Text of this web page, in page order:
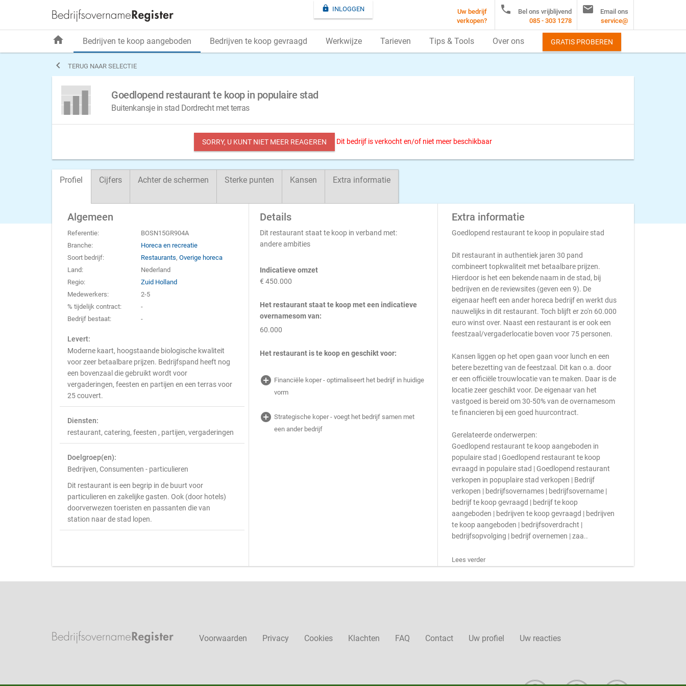
 TERUG NAAR SELECTIE
Goedlopend restaurant te koop in populaire stad
Buitenkansje in stad Dordrecht met terras
SORRY, U KUNT NIET MEER REAGEREN Dit bedrijf is verkocht en/of niet meer beschikbaar
Profiel Cijfers Achter de schermen Sterke punten Kansen Extra informatie
Algemeen
Referentie:
BOSN15GR904A
Branche:
Horeca en recreatie
Soort bedrijf:
Restaurants,Overige horeca
Land:
Nederland
Regio:
Zuid Holland
Medewerkers:
2-5
% tijdelijk contract:
-
Bedrijf bestaat:
-
Levert:
Moderne kaart, hoogstaande biologische kwaliteit
voor zeer betaalbare prijzen. Bedrijfspand heeft nog
een bovenzaal die gebruikt wordt voor
vergaderingen, feesten en partijen en een terras voor
25 couvert.
Diensten:
restaurant, catering, feesten , partijen, vergaderingen
Doelgroep(en):
Bedrijven, Consumenten - particulieren
Dit restaurant is een begrip in de buurt voor
particulieren en zakelijke gasten. Ook (door hotels)
doorverwezen toeristen en passanten die van
station naar de stad lopen.
Details
Dit restaurant staat te koop in verband met:
andere ambities
Indicatieve omzet
€ 450.000
Het restaurant staat te koop met een indicatieve
overnamesom van:
60.000
Het restaurant is te koop en geschikt voor:
add_circle Financiële koper - optimaliseert het bedrijf in huidige
vorm
add_circle Strategische koper - voegt het bedrijf samen met
een ander bedrijf
Extra informatie
Goedlopend restaurant te koop in populaire stad
Dit restaurant in authentiek jaren 30 pand
combineert topkwaliteit met betaalbare prijzen.
Hierdoor is het een bekende naam in de stad, bij
bedrijven en de reviewsites (geven een 9). De
eigenaar heeft een ander horeca bedrijf en werkt dus
nauwelijks in dit restaurant. Toch blijft er zo'n 60.000
euro winst over. Naast een restaurant is er ook een
feestzaal/vergaderlocatie boven voor 75 personen.
Kansen liggen op het open gaan voor lunch en een
betere bezetting van de feestzaal. Dit kan o.a. door
er een officiële trouwlocatie van te maken. Daar is de
locatie zeer geschikt voor. De eigenaar van het
vastgoed is bereid om 30-50% van de overnamesom
te financieren bij een goed huurcontract.
Gerelateerde onderwerpen:
Goedlopend restaurant te koop aangeboden in
populaire stad | Goedlopend restaurant te koop
evraagd in populaire stad | Goedlopend restaurant
verkopen in popuplaire stad verkopen | Bedrijf
verkopen | bedrijfsovernames | bedrijfsovername |
bedrijf te koop gevraagd | bedrijf te koop
aangeboden | bedrijven te koop gevraagd | bedrijven
te koop aangeboden | bedrijfsoverdracht |
bedrijfsopvolging | bedrijf overnemen | zaa..
Lees verder
 INLOGGEN
Uw bedrijf
verkopen?

Bel ons vrijblijvend
085 - 303 1278

Email ons
service@
home Bedrijven te koop aangeboden Bedrijven te koop gevraagd Werkwijze Tarieven Tips & Tools Over ons GRATIS PROBEREN
Voorwaarden Privacy Cookies Klachten FAQ Contact Uw profiel Uw reacties